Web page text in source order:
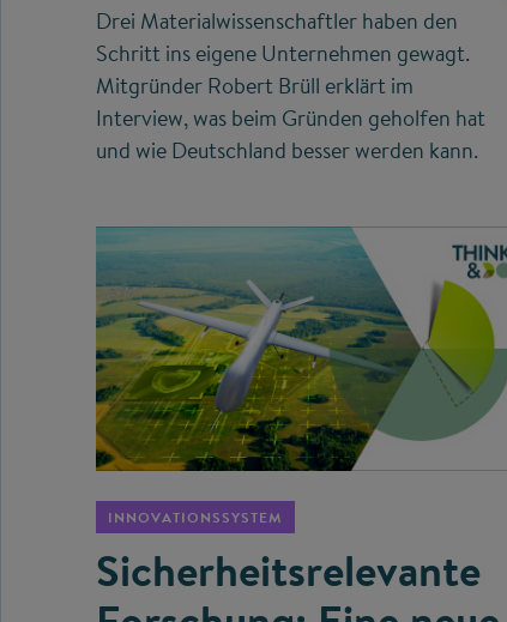
Drei Materialwissenschaftler haben den
Schritt ins eigene Unternehmen gewagt.
Mitgründer Robert Brüll erklärt im
Interview, was beim Gründen geholfen hat
und wie Deutschland besser werden kann.
INNOVATIONSSYSTEM
Sicherheitsrelevante